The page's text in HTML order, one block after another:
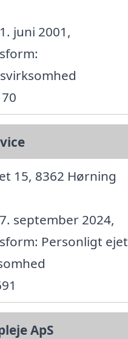
juni 2001,
15, 8362 Hørning
september 2024,
Personligt ejet
ApS